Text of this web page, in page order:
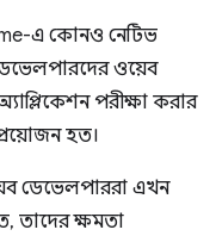
এ কোনও নেটিভ
ওয়েব
পরীক্ষা করার
হত।
ডেভেলপাররা এখন
তাদের ক্ষমতা